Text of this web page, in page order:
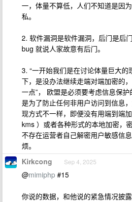
一，体量不算低，人们不知道是因
私。
2. 软件漏洞是软件漏洞，后门是后
bug 就说人家故意有后门。
3. “一开始我们是在讨论体量巨大
下，是没办法继续走端对端加密的
一点”， 欧盟是必须要考虑信息保
是为了防止任何非用户访问到信息
现方式不一样，即便没有用端到端
kms ）或者各种形式的本地加密，
不存在运营者自己解密用户敏感信
烦。
Kirkcong Sep 4, 2025
@mimiphp #15
你说的数据，和他说的紧急情况披